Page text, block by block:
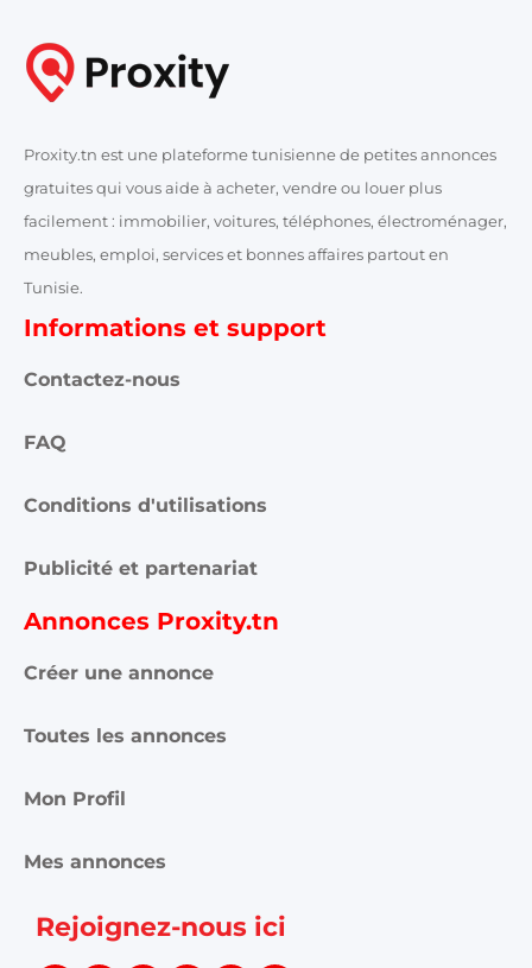
Proxity.tn est une plateforme tunisienne de petites annonces
gratuites qui vous aide à acheter, vendre ou louer plus
facilement : immobilier, voitures, téléphones, électroménager,
meubles, emploi, services et bonnes affaires partout en
Tunisie.
Informations et support
Contactez-nous
FAQ
Conditions d'utilisations
Publicité et partenariat
Annonces Proxity.tn
Créer une annonce
Toutes les annonces
Mon Profil
Mes annonces
Rejoignez-nous ici